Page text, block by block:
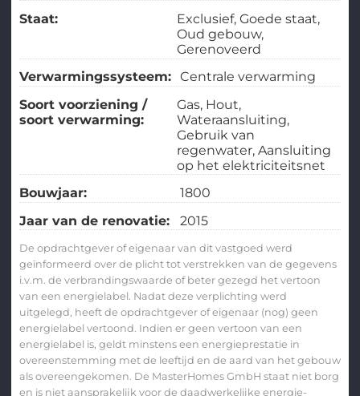
Staat:
Exclusief Goede staat
Oud gebouw
Gerenoveerd
Verwarmingssysteem: Centrale verwarming
Soort voorziening /
soort verwarming:
Gas Hout
Wateraansluiting
Gebruik van
regenwater Aansluiting
op het elektriciteitsnet
Bouwjaar:
1800
Jaar van de renovatie:
2015
De opdrachtgever of eigenaar van dit vastgoed werd
geïnformeerd over de plicht tot verstrekken van de gegevens
i.v.m. de verbrandingswaarde of beter gezegd het vertoon
van een energielabel. Nadat deze verplichting werd
uitgelegd, heeft de opdrachtgever of eigenaar (nog) geen
energielabel vertoond. Indien er geen vertoon van een
energielabel is, geldt minstens een energieprestatie in
overeenstemming met de leeftijd en de aard van het gebouw
als overeengekomen. De MasterHomes GmbH staat niet borg
en is niet aansprakelijk voor de daadwerkelijke energie-